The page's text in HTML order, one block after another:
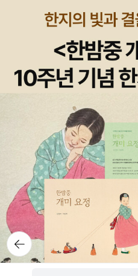
뒤로가
기